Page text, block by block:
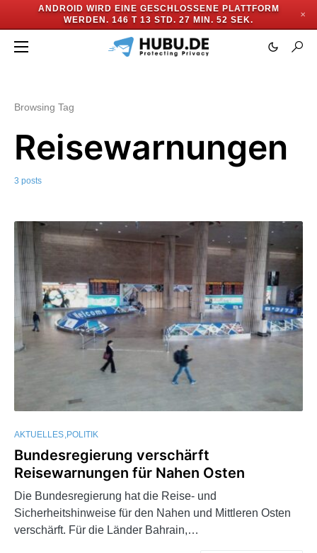
ANDROID WIRD EINE GESCHLOSSENE PLATTFORM
WERDEN. 146 T 13 STD. 27 MIN. 52 SEK.
✕
Browsing Tag
Reisewarnungen
3 posts
AKTUELLES POLITIK
Bundesregierung verschärft
Reisewarnungen für Nahen Osten
Die Bundesregierung hat die Reise- und
Sicherheitshinweise für den Nahen und Mittleren Osten
verschärft. Für die Länder Bahrain,…